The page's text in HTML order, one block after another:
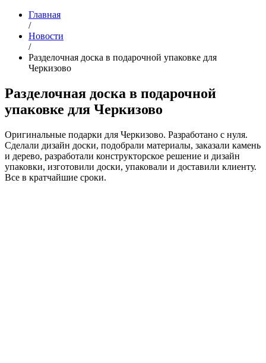
Главная
/
Новости
/
Разделочная доска в подарочной упаковке для
Черкизово
Разделочная доска в подарочной
упаковке для Черкизово
Оригинальные подарки для Черкизово. Разработано с нуля.
Сделали дизайн доски, подобрали материалы, заказали камень
и дерево, разработали конструкторское решение и дизайн
упаковки, изготовили доски, упаковали и доставили клиенту.
Все в кратчайшие сроки.